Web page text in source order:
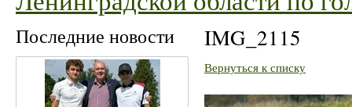
Последние новости IMG_2115
Вернуться к списку